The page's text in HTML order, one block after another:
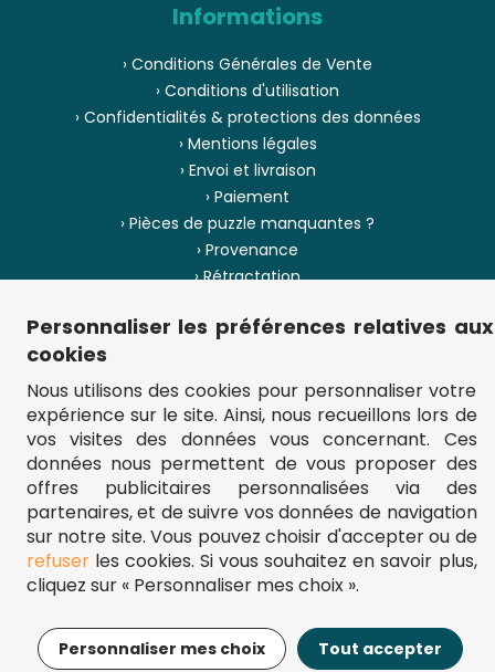
9,95€ Ajouter au panier
Informations
› Conditions Générales de Vente
› Conditions d'utilisation
› Confidentialités & protections des données
› Mentions légales
› Envoi et livraison
› Paiement
› Pièces de puzzle manquantes ?
› Provenance
› Rétractation
› Plan du site
** Frais d'envoi = 6,95 € (France) / gratuit à partir de 45 €.
fou-de-puzzle.com : le site référence pour acheter des puzzles de
qualité à bon prix.
© Fou-de-puzzle.com 2011 - 2026
Personnaliser les préférences relatives aux
cookies
Nous utilisons des cookies pour personnaliser votre
expérience sur le site. Ainsi, nous recueillons lors de
vos visites des données vous concernant. Ces
données nous permettent de vous proposer des
offres publicitaires personnalisées via des
partenaires, et de suivre vos données de navigation
sur notre site. Vous pouvez choisir d'accepter ou de
refuserles cookies. Si vous souhaitez en savoir plus,
cliquez sur « Personnaliser mes choix ».
Personnaliser mes choix Tout accepter